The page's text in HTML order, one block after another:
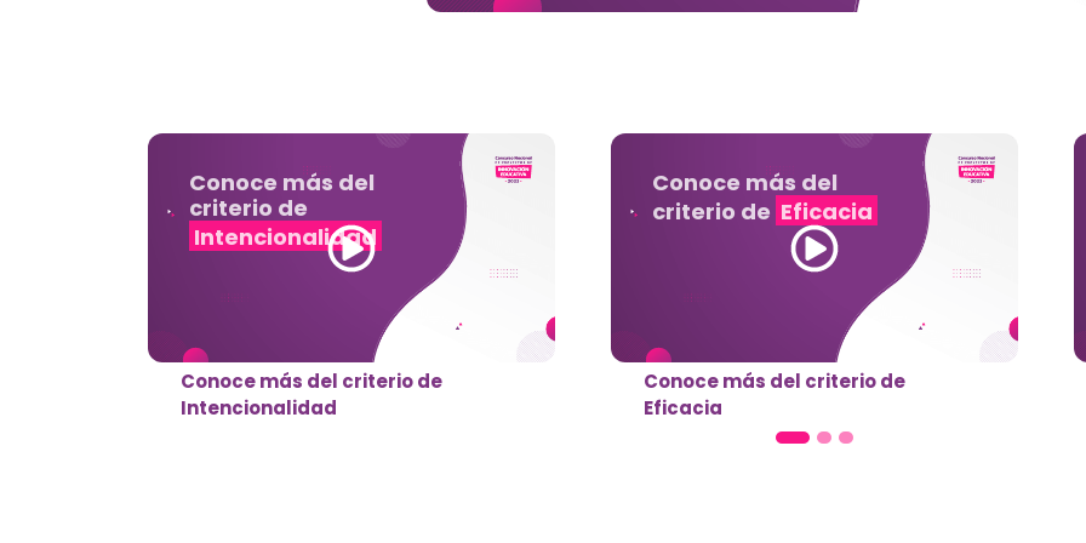
Conoce más del
criterio Sostenibilidad
Conoce más del criterio de
Sostenibilidad
¿Cuáles son los
criteriosde
evaluación del
¿Cuáles son los criterios de
evaluación del concurso?